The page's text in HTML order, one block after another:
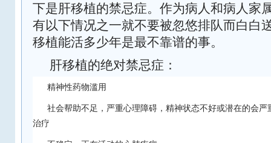
下是肝移植的禁忌症。作为病人和病人家
有以下情况之一就不要被忽悠排队而白白
移植能活多少年是最不靠谱的事。
肝移植的绝对禁忌症：
精神性药物滥用
社会帮助不足，严重心理障碍，精神状态不好或潜在的会严
治疗